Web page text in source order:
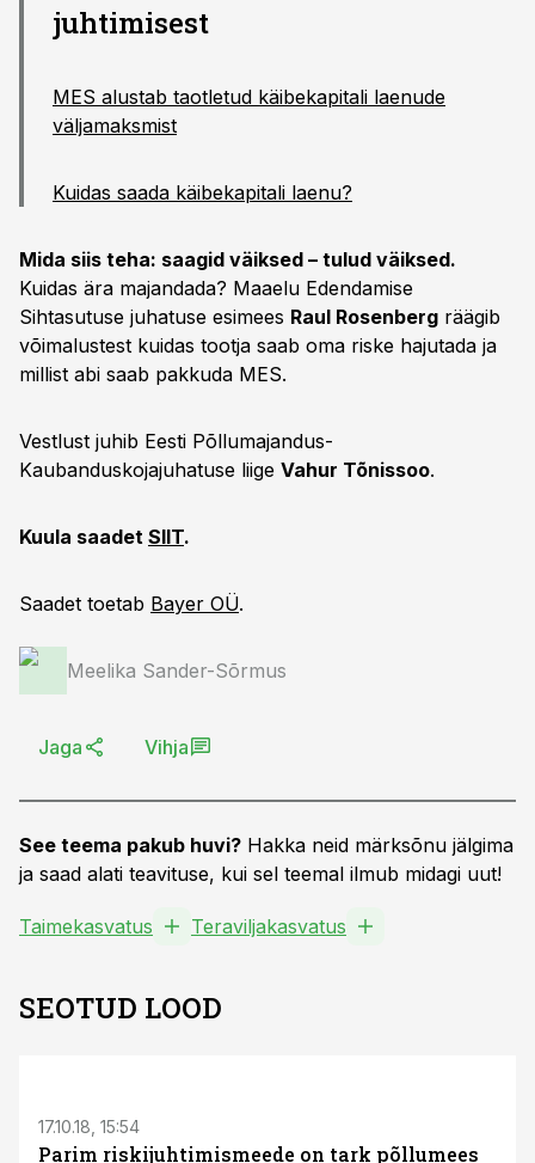
juhtimisest
MES alustab taotletud käibekapitali laenude
väljamaksmist
Kuidas saada käibekapitali laenu?
Mida siis teha: saagid väiksed – tulud väiksed.
Kuidas ära majandada? Maaelu Edendamise
Sihtasutuse juhatuse esimees Raul Rosenberg räägib
võimalustest kuidas tootja saab oma riske hajutada ja
millist abi saab pakkuda MES.
Vestlust juhib Eesti Põllumajandus-
Kaubanduskojajuhatuse liige Vahur Tõnissoo.
Kuula saadet SIIT.
Saadet toetab Bayer OÜ.
Meelika Sander-Sõrmus
Jaga Vihja
See teema pakub huvi? Hakka neid märksõnu jälgima
ja saad alati teavituse, kui sel teemal ilmub midagi uut!
Taimekasvatus Teraviljakasvatus
SEOTUD LOOD
17.10.18, 15:54
Parim riskijuhtimismeede on tark põllumees